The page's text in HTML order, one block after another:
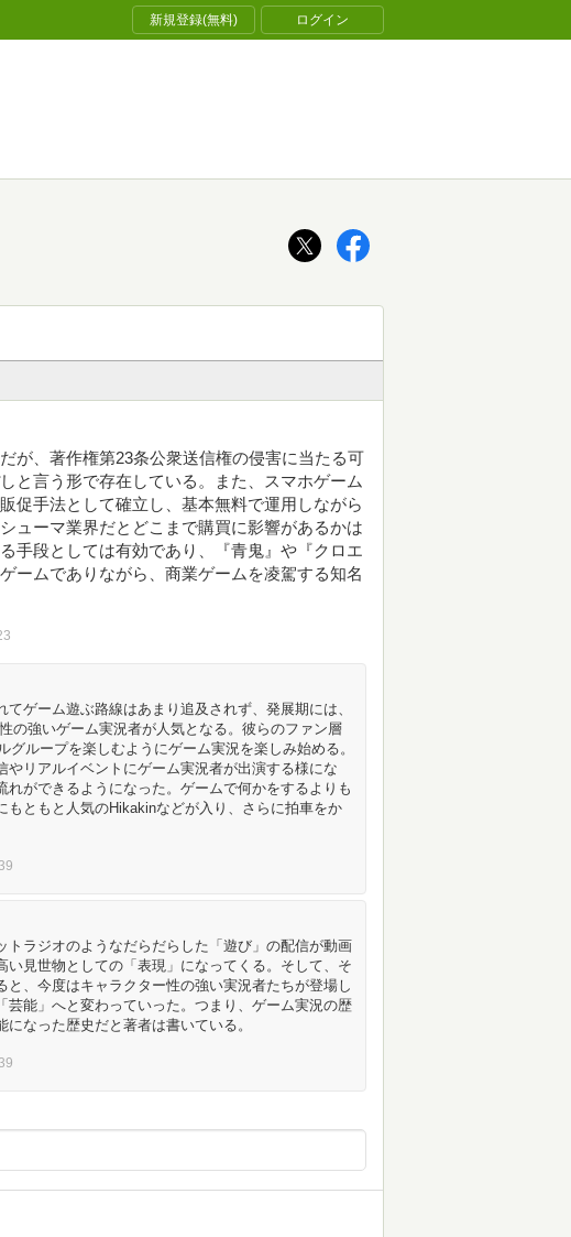
新規登録(無料) ログイン
が、著作権第23条公衆送信権の侵害に当たる可
と言う形で存在している。また、スマホゲーム
促手法として確立し、基本無料で運用しながら
ューマ業界だとどこまで購買に影響があるかは
手段としては有効であり、『青鬼』や『クロエ
ームでありながら、商業ゲームを凌駕する知名
ゲーム遊ぶ路線はあまり追及されず、発展期には、
の強いゲーム実況者が人気となる。彼らのファン層
グループを楽しむようにゲーム実況を楽しみ始める。
やリアルイベントにゲーム実況者が出演する様にな
れができるようになった。ゲームで何かをするよりも
もともと人気のHikakinなどが入り、さらに拍車をか
トラジオのようなだらだらした「遊び」の配信が動画
い見世物としての「表現」になってくる。そして、そ
と、今度はキャラクター性の強い実況者たちが登場し
芸能」へと変わっていった。つまり、ゲーム実況の歴
なった歴史だと著者は書いている。